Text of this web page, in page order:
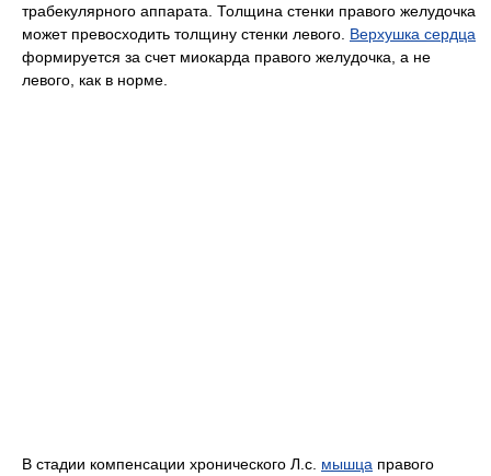
трабекулярного аппарата. Толщина стенки правого желудочка
может превосходить толщину стенки левого. Верхушка сердца
формируется за счет миокарда правого желудочка, а не
левого, как в норме.
В стадии компенсации хронического Л.с. мышца правого